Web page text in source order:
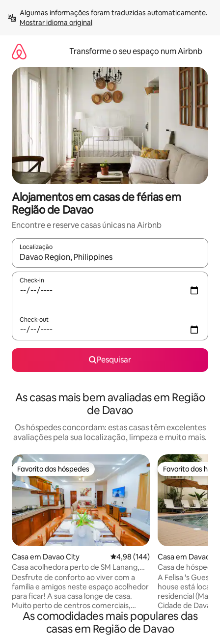
para
Mostrar idioma original
Transforme o seu espaço num Airbnb
Alojamentos em casas de férias em
Região de Davao
Encontre e reserve casas únicas na Airbnb
Localização
Quando os resultados estiverem disponíveis, navegue com
Check-in
Check-out
Pesquisar
As casas mais bem avaliadas em Região
de Davao
Os hóspedes concordam: estas casas têm excelentes
avaliações pela sua localização, limpeza e muito mais.
Favorito dos hóspedes
Favorito dos hóspedes
Casa em Davao City Classificação média de 4,98 em
4,98 (144)
Casa acolhedora perto de SM Lanang,
aeroporto, estacionamento gratuito
Desfrute de conforto ao viver com a
família e amigos neste espaço acolhedor
para ficar! A sua casa longe de casa.
Muito perto de centros comerciais,
restaurantes, apenas a 2,3 km do SM
distância do Starbucks, McDonalds, 7-
Favorito dos
Favorito dos
Casa em Davao
Casa de
Felisa (com
A Felisa 's
house está
residencial (Ma-
Cidade de Davao.
interessantes
distância de
Donuts estão a
As comodidades mais populares das
casas em Região de Davao